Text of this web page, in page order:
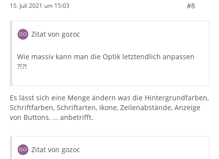
15. Juli 2021 um 15:03 #8
Zitat von gozoc
Wie massiv kann man die Optik letztendlich anpassen
?!?!
Es lässt sich eine Menge ändern was die Hintergrundfarben,
Schriftfarben, Schriftarten, Ikone, Zeilenabstände, Anzeige
von Buttons, ... anbetrifft.
Zitat von gozoc